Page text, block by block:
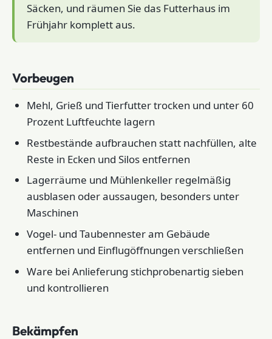
Säcken, und räumen Sie das Futterhaus im
Frühjahr komplett aus.
Vorbeugen
Mehl, Grieß und Tierfutter trocken und unter 60
Prozent Luftfeuchte lagern
Restbestände aufbrauchen statt nachfüllen, alte
Reste in Ecken und Silos entfernen
Lagerräume und Mühlenkeller regelmäßig
ausblasen oder aussaugen, besonders unter
Maschinen
Vogel- und Taubennester am Gebäude
entfernen und Einflugöffnungen verschließen
Ware bei Anlieferung stichprobenartig sieben
und kontrollieren
Bekämpfen